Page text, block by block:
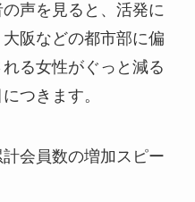
声を見ると、活発に
阪などの都市部に偏
る女性がぐっと減る
つきます。
会員数の増加スピー